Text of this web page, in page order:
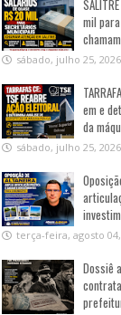
mil
sábado, julho 25, 2026
em e
da
sábado, julho 25, 2026
terça-feira, agosto
Dossiê